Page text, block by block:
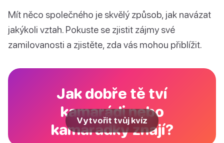
Mít něco společného je skvělý způsob, jak navázat
jakýkoli vztah. Pokuste se zjistit zájmy své
zamilovanosti a zjistěte, zda vás mohou přiblížit.
Jak dobře tě tví
kamarádi nebo
kamarádky znají?
Vytvořit tvůj kvíz